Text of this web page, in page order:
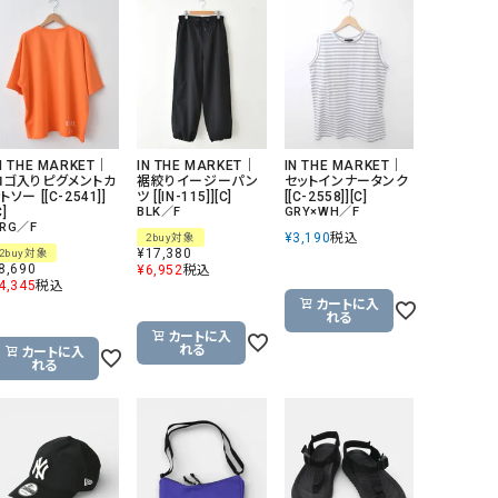
GO TO HOLLYWOOD（ゴートゥーハリウ
ッド）
THIRTY（サーティ）
G-STAR RAW（ジースターロウ） tumugu:（ツムグ）
GOOD SPEED（グッドスピード） un cinq（アンサンク）
GAIMO（ガイモ）
UNIVERSAL OVERALL（
オーバーオール）
Gives a sense of fullment +phenix（フェニックス）
HUNTER（ハンター）
THE MARKET｜
ゴ入りピグメントカ
トソー [[C-2541]]
／F
2buy対象
8,690
税込
カートに入
れる
IN THE MARKET｜
裾絞りイージーパン
ツ [[IN-115]][C]
BLK／F
2buy対象
¥17,380
¥6,952税込
カートに入
れる
IN THE MARKET｜
セットインナータンク
[[C-2558]][C]
GRY×WH／F
¥3,190税込
カートに入
れる